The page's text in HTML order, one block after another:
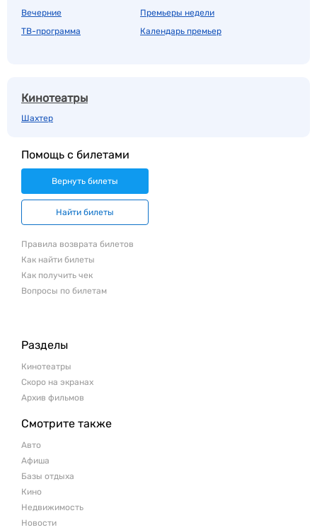
Вечерние
ТВ-программа
Премьеры недели
Календарь премьер
Кинотеатры
Шахтер
Помощь с билетами
Вернуть билеты
Найти билеты
Правила возврата билетов
Как найти билеты
Как получить чек
Вопросы по билетам
Разделы
Кинотеатры
Скоро на экранах
Архив фильмов
Смотрите также
Авто
Афиша
Базы отдыха
Кино
Недвижимость
Новости